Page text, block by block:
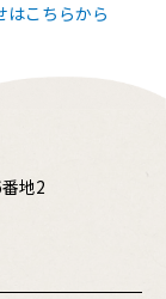
はこちらから
地2